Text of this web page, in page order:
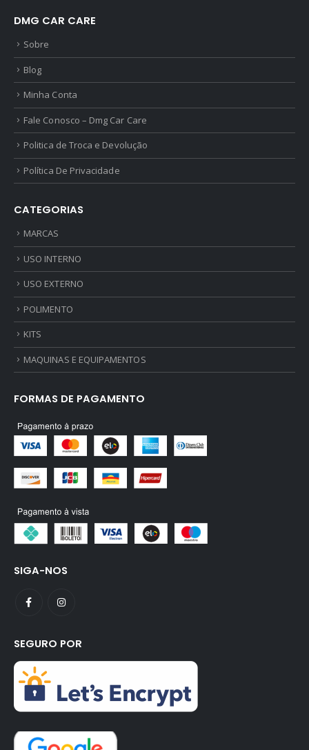
DMG CAR CARE
Sobre
Blog
Minha Conta
Fale Conosco – Dmg Car Care
Politica de Troca e Devolução
Política De Privacidade
CATEGORIAS
MARCAS
USO INTERNO
USO EXTERNO
POLIMENTO
KITS
MAQUINAS E EQUIPAMENTOS
FORMAS DE PAGAMENTO
SIGA-NOS
SEGURO POR